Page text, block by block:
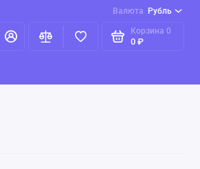
Валюта Рубль
Корзина 0
0 ₽